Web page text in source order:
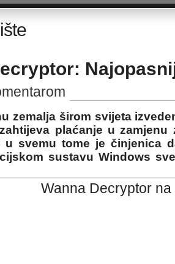
zemalja širom svijeta
plaćanje u zamjenu
u svemu tome je činjenica
sustavu Windows